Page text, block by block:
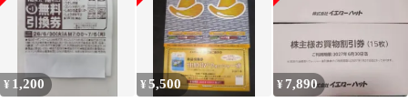
¥ 1,200 ¥5,500 ¥ 7,890